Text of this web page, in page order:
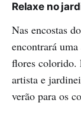
Relaxe no
Nas encostas
encontrará
flores colorido.
artista e
verão para os